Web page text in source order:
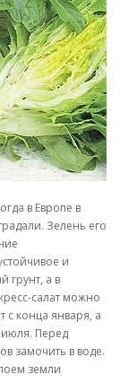
в Европе в
Зелень его
и
грунт, а в
салат можно
с конца января, а
июля. Перед
замочить в воде.
земли